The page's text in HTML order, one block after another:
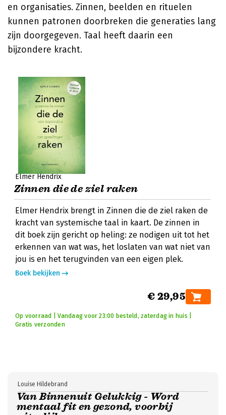
en organisaties. Zinnen, beelden en rituelen
kunnen patronen doorbreken die generaties lang
zijn doorgegeven. Taal heeft daarin een
bijzondere kracht.
Elmer Hendrix
Zinnen die de ziel raken
Elmer Hendrix brengt in Zinnen die de ziel raken de
kracht van systemische taal in kaart. De zinnen in
dit boek zijn gericht op heling: ze nodigen uit tot het
erkennen van wat was, het loslaten van wat niet van
jou is en het terugvinden van een eigen plek.
Boek bekijken
€ 29,95
Op voorraad | Vandaag voor 23:00 besteld, zaterdag in huis |
Gratis verzonden
Van Binnenuit Gelukkig - Word
mentaal fit en gezond, voorbij
Louise Hildebrand